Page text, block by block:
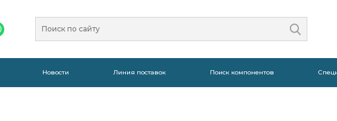
Новости Линия поставок Поиск компонентов